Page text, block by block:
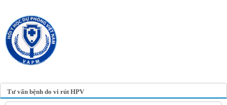
Tư vấn bệnh do vi rút HPV